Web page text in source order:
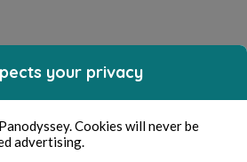
your privacy
Cookies will never be
advertising.